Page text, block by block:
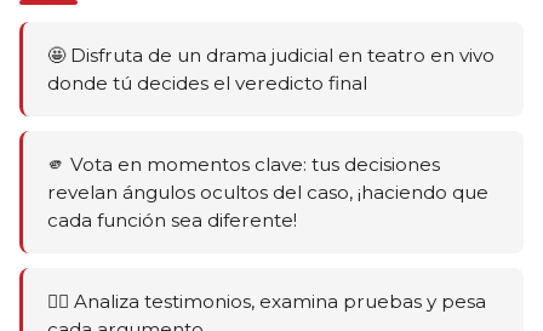
🤩 Disfruta de un drama judicial en teatro en vivo
donde tú decides el veredicto final
🫵 Vota en momentos clave: tus decisiones
revelan ángulos ocultos del caso, ¡haciendo que
cada función sea diferente!
🕵️‍♂️ Analiza testimonios, examina pruebas y pesa